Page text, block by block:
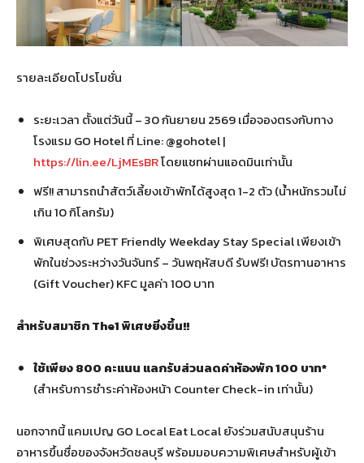
รายละเอียดโปรโมชั่น
ระยะเวลา ตั้งแต่วันนี้ – 30 กันยายน 2569 เมื่อจองตรงกับทาง
โรงแรม GO Hotel ที่ Line: @gohotel |
https://lin.ee/LjMEsBRโดยแชทผ่านแอดมินเท่านั้น
ฟรี!! สามารถนำสัตว์เลี้ยงเข้าพักได้สูงสุด 1-2 ตัว (น้ำหนักรวมไม่
เกิน 10 กิโลกรัม)
พิเศษสุดกับ PET Friendly Weekday Stay Special เพียงเข้า
พักในช่วงระหว่างวันจันทร์ – วันพฤหัสบดี รับฟรี! บัตรทานอาหาร
(Gift Voucher) KFC มูลค่า 100 บาท
สำหรับสมาชิกThe1 พิเศษยิ่งขึ้น!!
ใช้เพียง800 คะแนน แลกรับส่วนลดค่าห้องพัก 100 บาท*
(สำหรับการชำระค่าห้องหน้า Counter Check-in เท่านั้น)
นอกจากนี้ แคมเปญ GO Local Eat Local ยังร่วมสนับสนุนร้าน
อาหารขึ้นชื่อของจังหวัดชลบุรี พร้อมมอบความพิเศษสำหรับผู้เข้า